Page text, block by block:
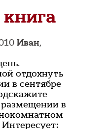
книга
Иван,
отдохнуть
в сентябре
в